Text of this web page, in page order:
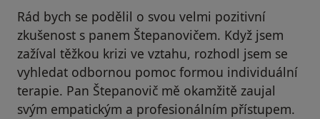
Rád bych se podělil o svou velmi pozitivní
zkušenost s panem Štepanovičem. Když jsem
zažíval těžkou krizi ve vztahu, rozhodl jsem se
vyhledat odbornou pomoc formou individuální
terapie. Pan Štepanovič mě okamžitě zaujal
svým empatickým a profesionálním přístupem.